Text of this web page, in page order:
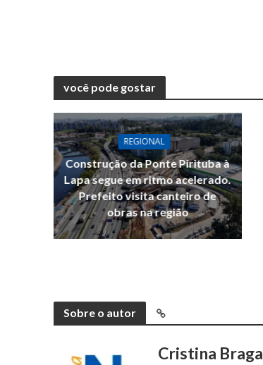
você pode gostar
REGIONAL
Construção da Ponte Pirituba à
Lapa segue em ritmo acelerado.
Prefeito visita canteiro de
obras na região
Sobre o autor
Cristina Braga